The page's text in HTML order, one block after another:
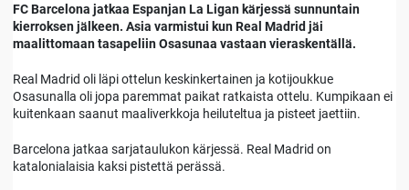
FC Barcelona jatkaa Espanjan La Ligan kärjessä sunnuntain
kierroksen jälkeen. Asia varmistui kun Real Madrid jäi
maalittomaan tasapeliin Osasunaa vastaan vieraskentällä.
Real Madrid oli läpi ottelun keskinkertainen ja kotijoukkue
Osasunalla oli jopa paremmat paikat ratkaista ottelu. Kumpikaan ei
kuitenkaan saanut maaliverkkoja heiluteltua ja pisteet jaettiin.
Barcelona jatkaa sarjataulukon kärjessä. Real Madrid on
katalonialaisia kaksi pistettä perässä.